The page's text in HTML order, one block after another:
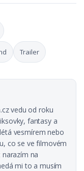
Trailer
vedu od roku
fantasy a
vesmírem nebo
co se ve filmovém
na
mi to a musím